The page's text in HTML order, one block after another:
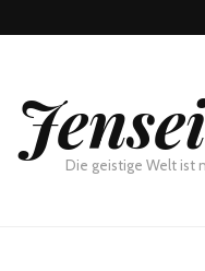
Die geistige Welt ist